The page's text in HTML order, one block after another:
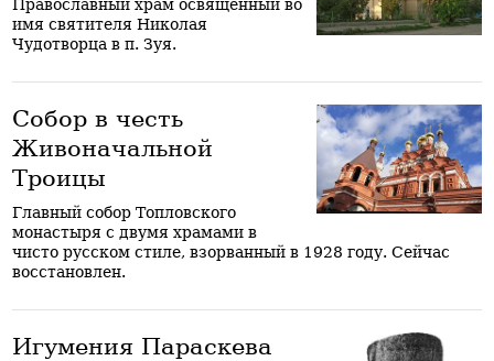
Православный храм освящённый во
имя святителя Николая
Чудотворца в п. Зуя.
Собор в честь
Живоначальной
Троицы
Главный собор Топловского
монастыря с двумя храмами в
чисто русском стиле, взорванный в 1928 году. Сейчас
восстановлен.
Игумения Параскева